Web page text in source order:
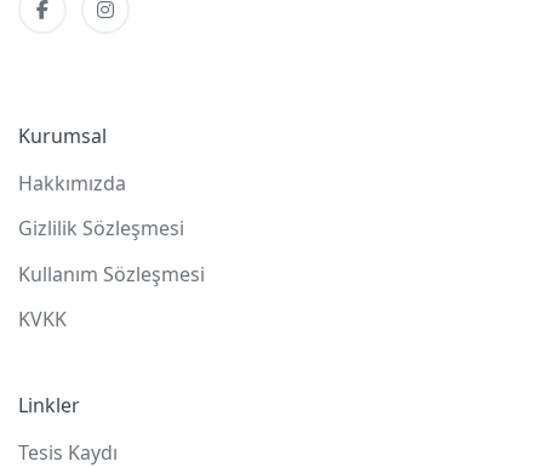
Kurumsal
Hakkımızda
Gizlilik Sözleşmesi
Kullanım Sözleşmesi
KVKK
Linkler
Tesis Kaydı